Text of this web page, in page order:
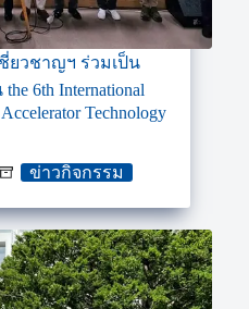
ยวชาญฯ ร่วมเป็น
6th International
Technology
ข่าวกิจกรรม